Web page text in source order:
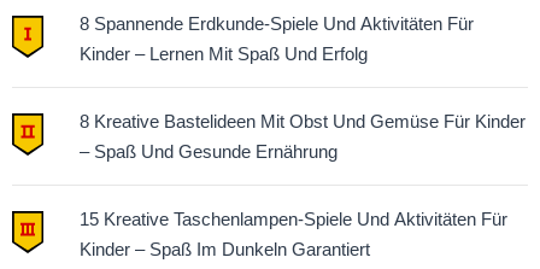
8 Spannende Erdkunde-Spiele Und Aktivitäten Für
Kinder – Lernen Mit Spaß Und Erfolg
8 Kreative Bastelideen Mit Obst Und Gemüse Für Kinder
– Spaß Und Gesunde Ernährung
15 Kreative Taschenlampen-Spiele Und Aktivitäten Für
Kinder – Spaß Im Dunkeln Garantiert